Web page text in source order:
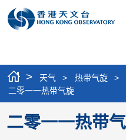
> 天气 > 热带气旋
>
二零一一热带气旋
二零一一热带